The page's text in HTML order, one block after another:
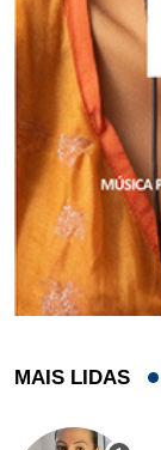
MAIS LIDAS